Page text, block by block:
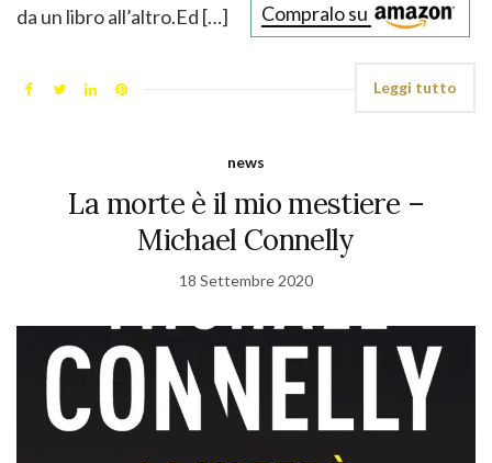
Compralo su
da un libro all’altro.Ed […]
Leggi tutto
news
La morte è il mio mestiere –
Michael Connelly
18 Settembre 2020